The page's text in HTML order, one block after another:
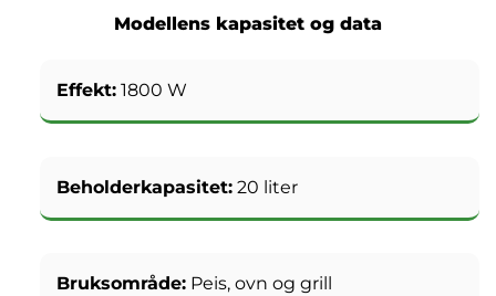
Modellens kapasitet og data
Effekt:1800 W
Beholderkapasitet:20 liter
Bruksområde:Peis, ovn og grill